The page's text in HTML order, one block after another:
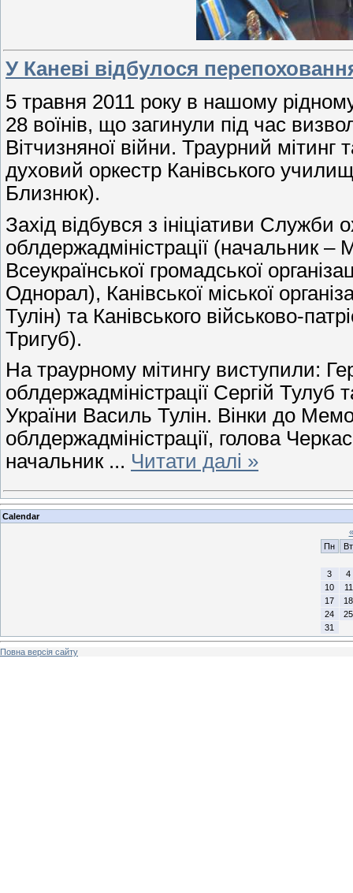
У Каневі відбулося
5 травня 2011 року в нашому
28 воїнів, що загинули під час
Вітчизняної війни. Траурний
духовий оркестр Канівського
Близнюк).
Захід відбувся з ініціативи
облдержадміністрації (начальник
Всеукраїнської громадської
Однорал), Канівської міської
Тулін) та Канівського військово-
Тригуб).
На траурному мітингу виступили:
облдержадміністрації Сергій Тулуб
України Василь Тулін. Вінки до
облдержадміністрації, голова
начальник ... Читати далі »
Calendar
«
Пн
Вт
3
4
10
11
17
18
24
25
31
Повна версія сайту